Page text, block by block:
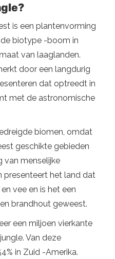
is een plantenvorming
biotype -boom in
van laaglanden.
door een langdurig
dat optreedt in
met de astronomische
biomen, omdat
geschikte gebieden
van menselijke
presenteert het land dat
vee en is het een
brandhout geweest.
een miljoen vierkante
Van deze
in Zuid -Amerika.